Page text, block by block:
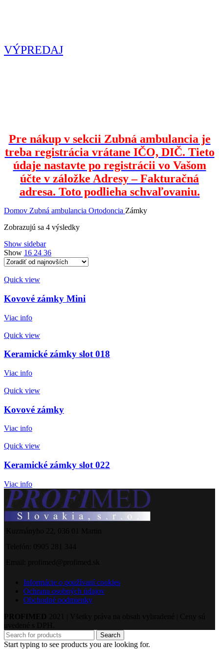
VÝPREDAJ
Pre nákup v sekcii Zubná ambulancia je
treba registrácia vrátane IČO, DIČ. Tieto
údaje nastavte po registrácii vo Vašom
účte v záložke Adresy – Fakturačná
adresa. Toto podlieha schvaľovaniu.
Domov Zubná ambulancia Ortodoncia Zámky
Zobrazujú sa 4 výsledkyZoradené
Show sidebar
Show 16 24 36
Quick view
Kovové zámky Mini
Viac info
Quick view
Keramické zámky slot 018
Viac info
Quick view
Kovové zámky
Viac info
Quick view
Keramické zámky slot 022
Viac info
Informácie o používaní cookies
Ochrana osobných údajov
Obchodné podmienky
Search
Start typing to see products you are looking for.